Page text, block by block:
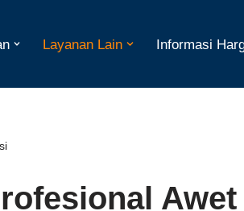
Layanan Lain Informasi
Awet